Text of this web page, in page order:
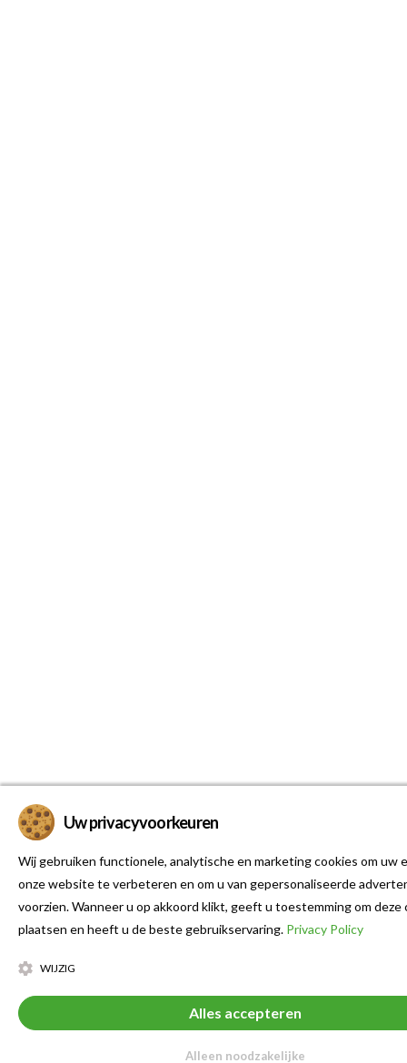
Uw privacyvoorkeuren
Wij gebruiken functionele, analytische en marketing cookies om uw
onze website te verbeteren en om u van gepersonaliseerde
voorzien. Wanneer u op akkoord klikt, geeft u toestemming om deze
plaatsen en heeft u de beste gebruikservaring. Privacy Policy
WIJZIG
Alles accepteren
Alleen noodzakelijke